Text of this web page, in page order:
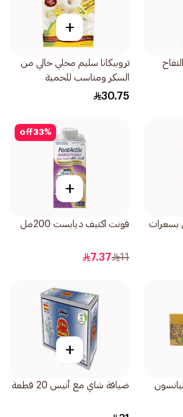
+
تروبيكانا سليم محلي خالي من
السكر ومناسب للحمية
100×2جرام
30.75
بسعرات
33%
off
+
فونت اكتيف ديابست 200مل
11
7.37
+
ضيافة شاي مع أنيس 20 قطعة